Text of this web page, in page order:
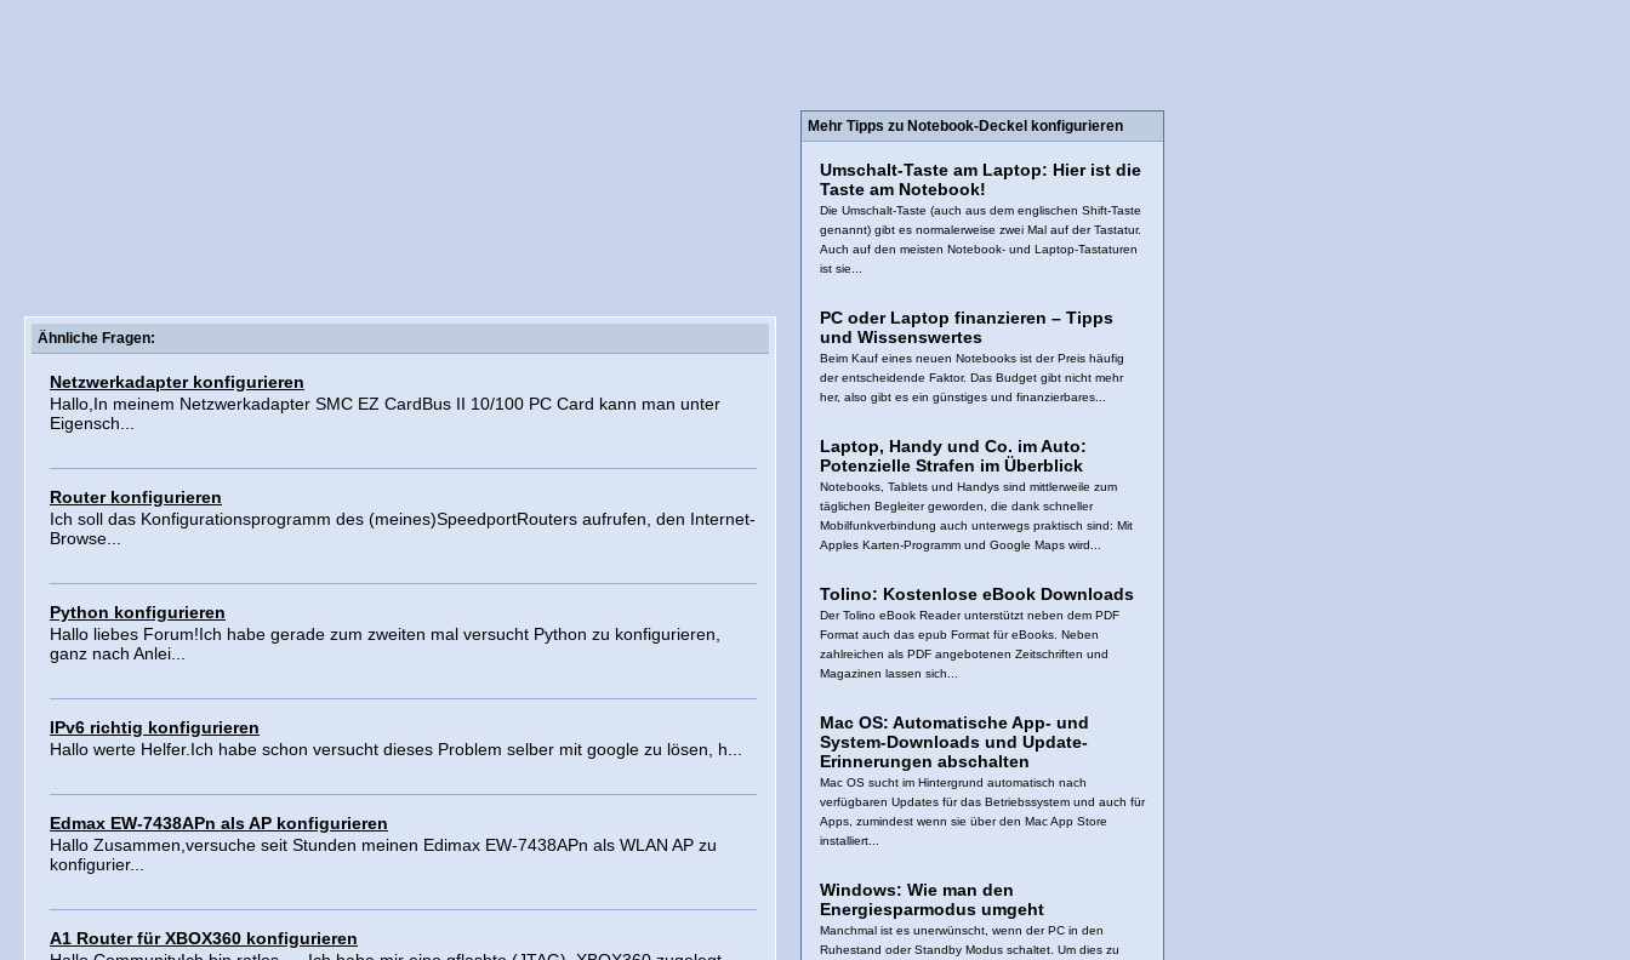
Ähnliche Fragen:
Netzwerkadapter konfigurieren
Hallo,In meinem Netzwerkadapter SMC EZ CardBus II 10/100 PC Card kann man unter
Eigensch...
Router konfigurieren
Ich soll das Konfigurationsprogramm des (meines)SpeedportRouters aufrufen, den Internet-
Browse...
Python konfigurieren
Hallo liebes Forum!Ich habe gerade zum zweiten mal versucht Python zu konfigurieren,
ganz nach Anlei...
IPv6 richtig konfigurieren
Hallo werte Helfer.Ich habe schon versucht dieses Problem selber mit google zu lösen, h...
Edmax EW-7438APn als AP konfigurieren
Hallo Zusammen,versuche seit Stunden meinen Edimax EW-7438APn als WLAN AP zu
konfigurier...
A1 Router für XBOX360 konfigurieren
Mehr Tipps zu Notebook-Deckel konfigurieren
Umschalt-Taste am Laptop: Hier ist die
Taste am Notebook!
Die Umschalt-Taste (auch aus dem englischen Shift-Taste
genannt) gibt es normalerweise zwei Mal auf der Tastatur.
Auch auf den meisten Notebook- und Laptop-Tastaturen
ist sie...
PC oder Laptop finanzieren – Tipps
und Wissenswertes
Beim Kauf eines neuen Notebooks ist der Preis häufig
der entscheidende Faktor. Das Budget gibt nicht mehr
her, also gibt es ein günstiges und finanzierbares...
Laptop, Handy und Co. im Auto:
Potenzielle Strafen im Überblick
Notebooks, Tablets und Handys sind mittlerweile zum
täglichen Begleiter geworden, die dank schneller
Mobilfunkverbindung auch unterwegs praktisch sind: Mit
Apples Karten-Programm und Google Maps wird...
Tolino: Kostenlose eBook Downloads
Der Tolino eBook Reader unterstützt neben dem PDF
Format auch das epub Format für eBooks. Neben
zahlreichen als PDF angebotenen Zeitschriften und
Magazinen lassen sich...
Mac OS: Automatische App- und
System-Downloads und Update-
Erinnerungen abschalten
Mac OS sucht im Hintergrund automatisch nach
verfügbaren Updates für das Betriebssystem und auch für
Apps, zumindest wenn sie über den Mac App Store
installiert...
Windows: Wie man den
Energiesparmodus umgeht
Manchmal ist es unerwünscht, wenn der PC in den
Ruhestand oder Standby Modus schaltet. Um dies zu